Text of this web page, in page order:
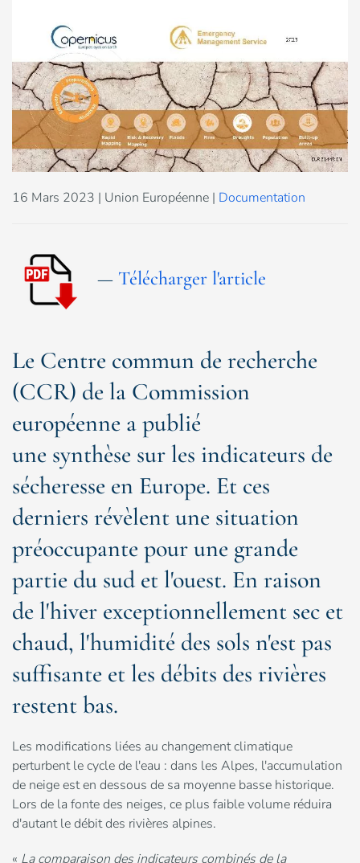
16 Mars 2023 | Union Européenne | Documentation
— Télécharger l'article
Le Centre commun de recherche
(CCR) de la Commission
européenne a publié
une synthèse sur les indicateurs de
sécheresse en Europe. Et ces
derniers révèlent une situation
préoccupante pour une grande
partie du sud et l'ouest. En raison
de l'hiver exceptionnellement sec et
chaud, l'humidité des sols n'est pas
suffisante et les débits des rivières
restent bas.
Les modifications liées au changement climatique
perturbent le cycle de l'eau : dans les Alpes, l'accumulation
de neige est en dessous de sa moyenne basse historique.
Lors de la fonte des neiges, ce plus faible volume réduira
d'autant le débit des rivières alpines.
« La comparaison des indicateurs combinés de la